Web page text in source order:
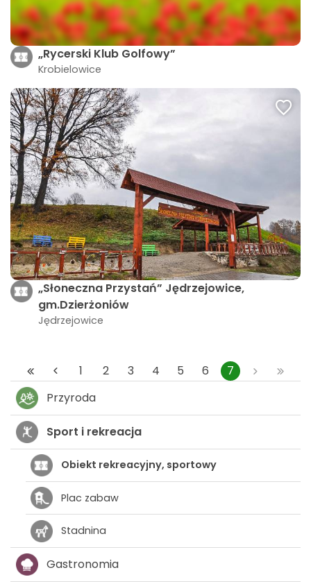
„Rycerski Klub Golfowy”
Krobielowice
„Słoneczna Przystań” Jędrzejowice,
gm.Dzierżoniów
Jędrzejowice
1 2 3 4 5 6
7
Przyroda
Sport i rekreacja
Obiekt rekreacyjny, sportowy
Plac zabaw
Stadnina
Gastronomia